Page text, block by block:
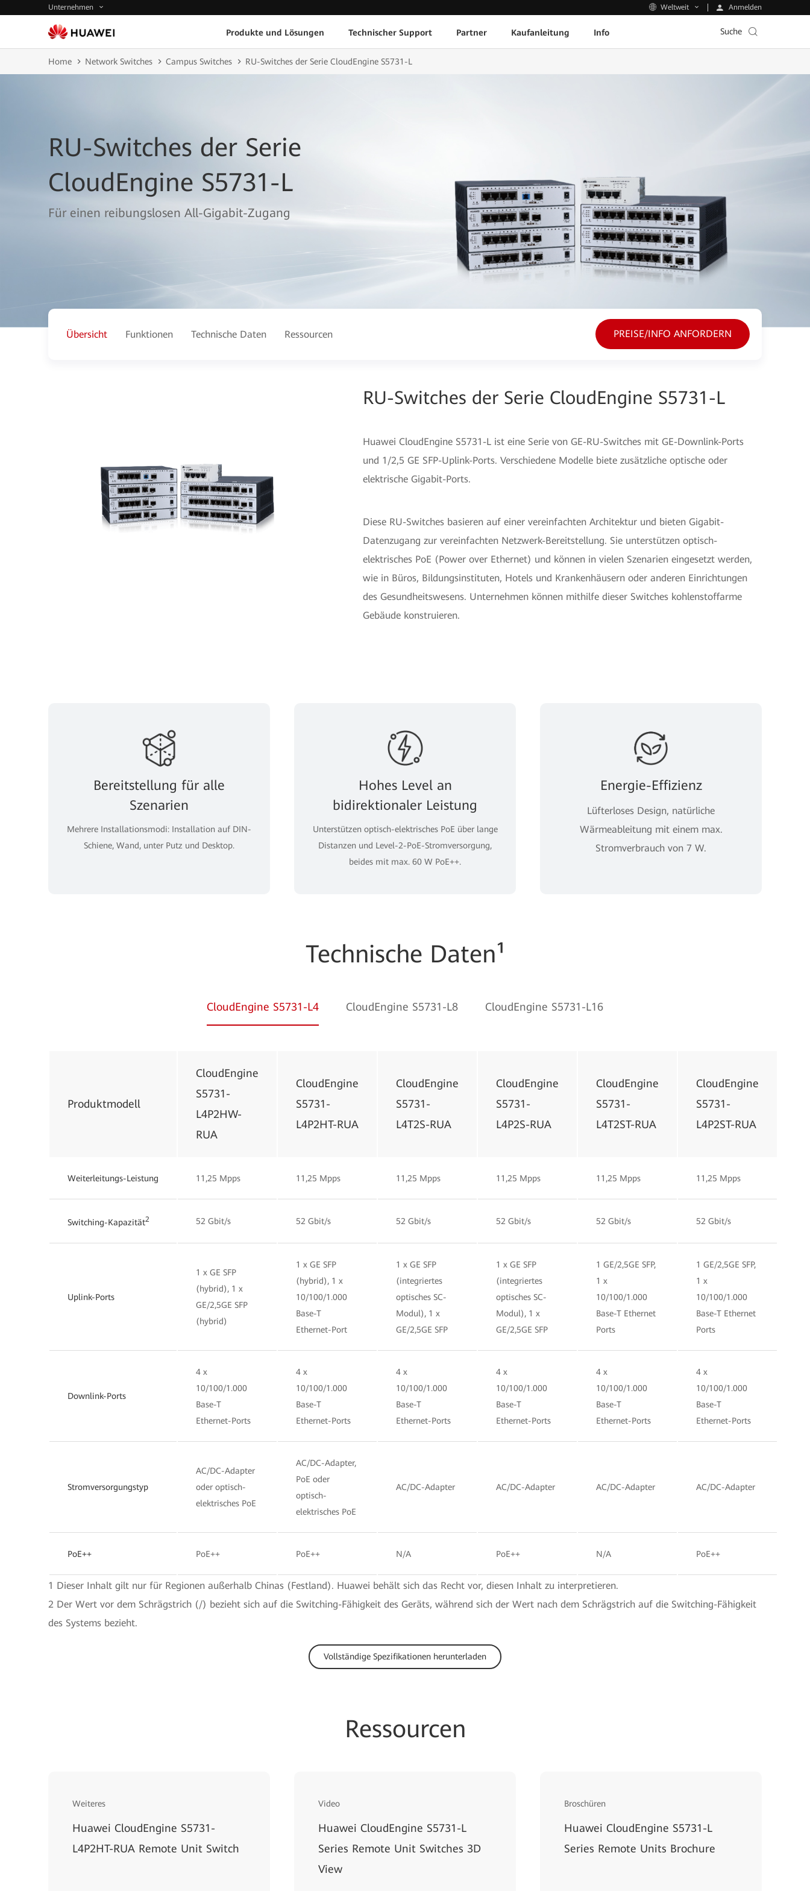
Unternehmen Weltweit Anmelden
Produkte und Lösungen Technischer Support Partner Kaufanleitung Info Suche
Home Network Switches Campus Switches RU-Switches der Serie CloudEngine S5731-L
RU-Switches der Serie
CloudEngine S5731-L
Für einen reibungslosen All-Gigabit-Zugang
Übersicht Funktionen Technische Daten Ressourcen PREISE/INFO ANFORDERN
RU-Switches der Serie CloudEngine S5731-L
Huawei CloudEngine S5731-L ist eine Serie von GE-RU-Switches mit GE-Downlink-Ports
und 1/2,5 GE SFP-Uplink-Ports. Verschiedene Modelle biete zusätzliche optische oder
elektrische Gigabit-Ports.
Diese RU-Switches basieren auf einer vereinfachten Architektur und bieten Gigabit-
Datenzugang zur vereinfachten Netzwerk-Bereitstellung. Sie unterstützen optisch-
elektrisches PoE (Power over Ethernet) und können in vielen Szenarien eingesetzt werden,
wie in Büros, Bildungsinstituten, Hotels und Krankenhäusern oder anderen Einrichtungen
des Gesundheitswesens. Unternehmen können mithilfe dieser Switches kohlenstoffarme
Gebäude konstruieren.
Bereitstellung für alle
Szenarien
Mehrere Installationsmodi: Installation auf DIN-
Schiene, Wand, unter Putz und Desktop.
Hohes Level an
bidirektionaler Leistung
Unterstützen optisch-elektrisches PoE über lange
Distanzen und Level-2-PoE-Stromversorgung,
beides mit max. 60 W PoE++.
Energie-Effizienz
Lüfterloses Design, natürliche
Wärmeableitung mit einem max.
Stromverbrauch von 7 W.
Technische Daten¹
CloudEngine S5731-L4 CloudEngine S5731-L8 CloudEngine S5731-L16
Produktmodell
CloudEngine
S5731-
L4P2HW-
RUA
CloudEngine
S5731-
L4P2HT-RUA
CloudEngine
S5731-
L4T2S-RUA
CloudEngine
S5731-
L4P2S-RUA
CloudEngine
S5731-
L4T2ST-RUA
CloudEngine
S5731-
L4P2ST-RUA
Weiterleitungs-Leistung 11,25 Mpps 11,25 Mpps 11,25 Mpps 11,25 Mpps 11,25 Mpps 11,25 Mpps
Switching-Kapazität2 52 Gbit/s 52 Gbit/s 52 Gbit/s 52 Gbit/s 52 Gbit/s 52 Gbit/s
Uplink-Ports
1 x GE SFP
(hybrid), 1 x
GE/2,5GE SFP
(hybrid)
1 x GE SFP
(hybrid), 1 x
10/100/1.000
Base-T
Ethernet-Port
1 x GE SFP
(integriertes
optisches SC-
Modul), 1 x
GE/2,5GE SFP
1 x GE SFP
(integriertes
optisches SC-
Modul), 1 x
GE/2,5GE SFP
1 GE/2,5GE SFP,
1 x
10/100/1.000
Base-T Ethernet
Ports
1 GE/2,5GE SFP,
1 x
10/100/1.000
Base-T Ethernet
Ports
Downlink-Ports
4 x
10/100/1.000
Base-T
Ethernet-Ports
4 x
10/100/1.000
Base-T
Ethernet-Ports
4 x
10/100/1.000
Base-T
Ethernet-Ports
4 x
10/100/1.000
Base-T
Ethernet-Ports
4 x
10/100/1.000
Base-T
Ethernet-Ports
4 x
10/100/1.000
Base-T
Ethernet-Ports
Stromversorgungstyp
AC/DC-Adapter
oder optisch-
elektrisches PoE
AC/DC-Adapter,
PoE oder
optisch-
elektrisches PoE
AC/DC-Adapter AC/DC-Adapter AC/DC-Adapter AC/DC-Adapter
PoE++ PoE++ PoE++ N/A PoE++ N/A PoE++
1 Dieser Inhalt gilt nur für Regionen außerhalb Chinas (Festland). Huawei behält sich das Recht vor, diesen Inhalt zu interpretieren.
2 Der Wert vor dem Schrägstrich (/) bezieht sich auf die Switching-Fähigkeit des Geräts, während sich der Wert nach dem Schrägstrich auf die Switching-Fähigkeit
des Systems bezieht.
Vollständige Spezifikationen herunterladen
Ressourcen
Weiteres
Huawei CloudEngine S5731-
L4P2HT-RUA Remote Unit Switch
Video
Huawei CloudEngine S5731-L
Series Remote Unit Switches 3D
View
Broschüren
Huawei CloudEngine S5731-L
Series Remote Units Brochure